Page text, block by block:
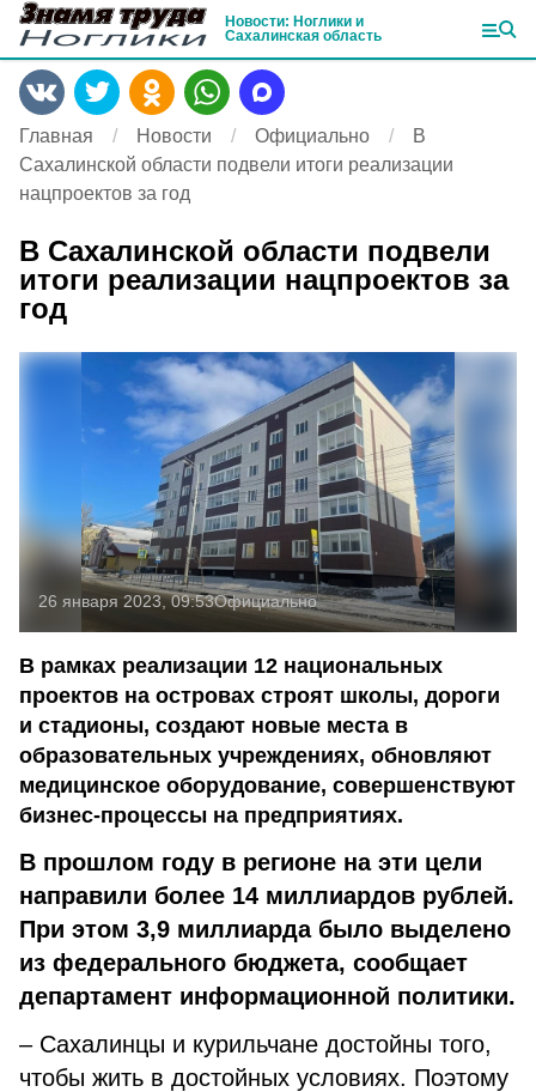
Новости: Ноглики и
Сахалинская область
Главная Новости Официально
В
Сахалинской области подвели итоги реализации
нацпроектов за год
В Сахалинской области подвели
итоги реализации нацпроектов за
год
26 января 2023, 09:53Официально
В рамках реализации 12 национальных
проектов на островах строят школы, дороги
и стадионы, создают новые места в
образовательных учреждениях, обновляют
медицинское оборудование, совершенствуют
бизнес-процессы на предприятиях.
В прошлом году в регионе на эти цели
направили более 14 миллиардов рублей.
При этом 3,9 миллиарда было выделено
из федерального бюджета, сообщает
департамент информационной политики.
– Сахалинцы и курильчане достойны того,
чтобы жить в достойных условиях. Поэтому